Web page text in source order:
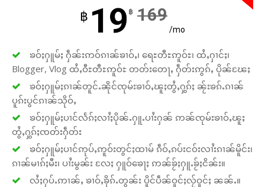
฿ 19 ฿ 169
/mo
ၶဝ်ႈႁူမ်ႈ ႁဵၼ်းဢဝ်ၵၢၼ်ၶၢဝ်ႇ၊ ရေႊတီႊဢူဝ်ႊ၊ ထႆႇႁၢင်ႈ၊
Blogger, Vlog ထႆႇဝီႊတီႊဢူဝ်ႊ တတ်းတေႃႇ ႁဵတ်းဢွၵ်ႇ ပိုၼ်ၽႄႈ
ၶဝ်ႈႁူမ်ႈၵၢၼ်တူင်ႉၼိုင်ၸုမ်းၶၢဝ်ႇၽူႈတွႆႇႁွၵ်ႈ ၼႂ်းၶၵ်ႉၵၢၼ်
ပူၵ်းပွင်ၵၢၼ်သိုဝ်ႇ
ၶဝ်ႈႁူမ်ႈပၢင်လႅၵ်ႈလၢႆႈပိုၼ်ႉႁူႉပၢႆးႁၼ် ဢၼ်ၸုမ်းၶၢဝ်ႇၽူႈ
တွႆႇႁွၵ်ႈၸတ်းႁဵတ်း
ၶဝ်ႈႁူမ်ႈပၢင်ဢုပ်ႇဢူဝ်းတွင်ႈထၢမ် ၵဵဝ်ႇၵပ်းငဝ်းလၢႆးၵၢၼ်မိူင်း၊
ၵၢၼ်မၢၵ်ႈမီး၊ ပၢႆးမွၼ်း လႄႈ ႁူဝ်ၶေႃႈ ဢၼ်ၶႂ်ႈႁူႉၶႂ်ႈငိၼ်း။
လႆႈႁပ်ႉဢၢၼ်ႇ ၶၢဝ်ႇၶိုၵ်ႉတွၼ်း ပိူင်ပဵၼ်ဝူင်ႈလႂ်ဝူင်ႈ ၼၼ်ႉ။